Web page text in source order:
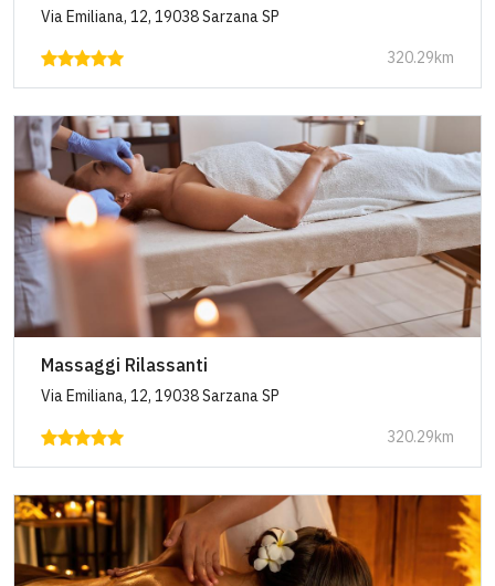
Via Emiliana, 12, 19038 Sarzana SP
320.29km
Massaggi Rilassanti
Via Emiliana, 12, 19038 Sarzana SP
320.29km